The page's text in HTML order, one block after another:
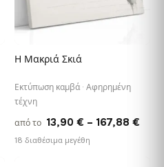
Price
range:
Η Μακριά Σκιά
Εκτύπωση καμβά · Αφηρημένη
τέχνη
από το 13,90 € – 167,88 €
18 διαθέσιμα μεγέθη